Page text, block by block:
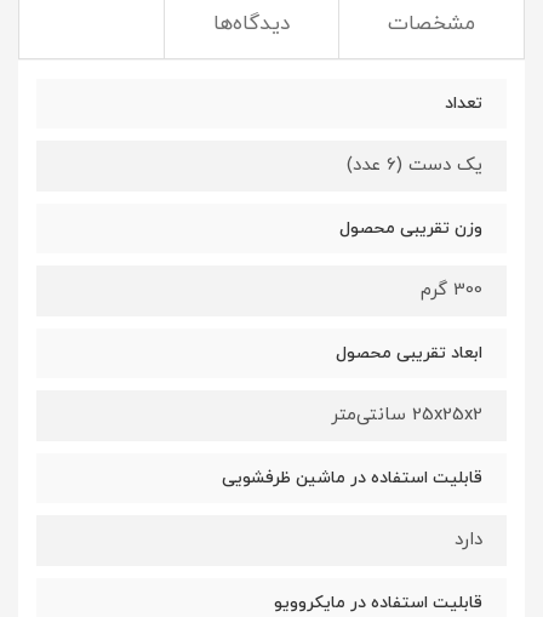
مشخصات دیدگاه‌ها
تعداد
یک دست (6 عدد)
وزن تقریبی محصول
300 گرم
ابعاد تقریبی محصول
25x25x2 سانتی‌متر
قابلیت استفاده در ماشین ظرفشویی
دارد
قابلیت استفاده در مایکروویو